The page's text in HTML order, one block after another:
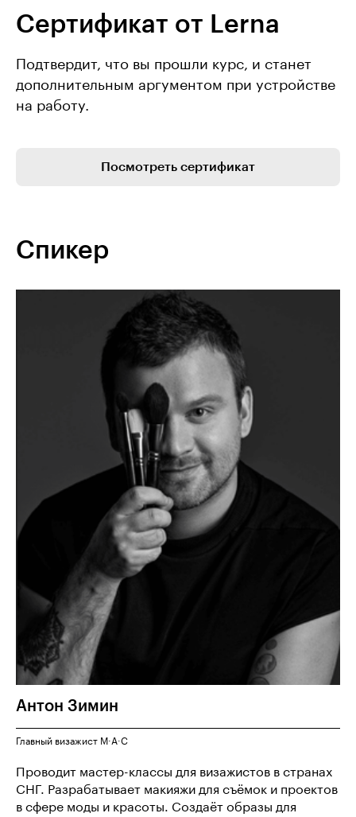
Сертификат от Lerna
Подтвердит, что вы прошли курс, и станет
дополнительным аргументом при устройстве
на работу.
Посмотреть сертификат
Спикер
Антон Зимин
Главный визажист M·A·C
Проводит мастер-классы для визажистов в странах
СНГ. Разрабатывает макияжи для съёмок и проектов
в сфере моды и красоты. Создаёт образы для